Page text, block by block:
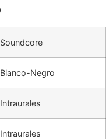
Soundcore
Blanco-Negro
Intraurales
Intraurales